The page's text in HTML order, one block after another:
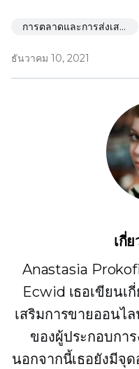
การตลาดและการส่งเสริมการขาย
ธันวาคม 10, 2021
เกี่
Anastasia
Ecwid เธอเขียนเ
เสริมการขายออนไ
ของผู้ประกอบกา
นอกจากนี้เธอยังมีจุ